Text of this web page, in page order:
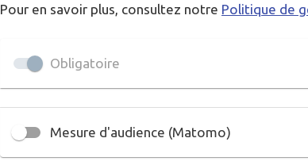
Nouveau monde
Une porte s'ouvre sur des
Équipez-vous de votre maillot,
gonflables installées à la piscine.
aquatique adapté dans la
Pour en savoir plus, consultez notre Politique de
Obligatoire
Mesure d'audience (Matomo)